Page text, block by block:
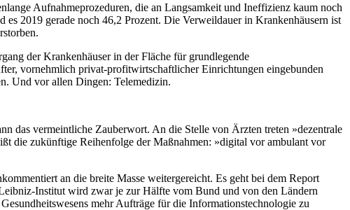
Aufnahmeprozeduren, die an Langsamkeit und Ineffizienz kaum noch
2019 gerade noch 46,2 Prozent. Die Verweildauer in Krankenhäusern ist
der Krankenhäuser in der Fläche für grundlegende
vornehmlich privat-profitwirtschaftlicher Einrichtungen eingebunden
Und vor allen Dingen: Telemedizin.
das vermeintliche Zauberwort. An die Stelle von Ärzten treten »dezentrale
die zukünftige Reihenfolge der Maßnahmen: »digital vor ambulant vor
an die breite Masse weitergereicht. Es geht bei dem Report
Institut wird zwar je zur Hälfte vom Bund und von den Ländern
mehr Aufträge für die Informationstechnologie zu